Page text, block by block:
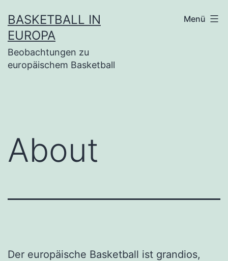
Inhalt
springen
BASKETBALL IN
EUROPA
Beobachtungen zu
europäischem Basketball
Menü
About
Der europäische Basketball ist grandios,